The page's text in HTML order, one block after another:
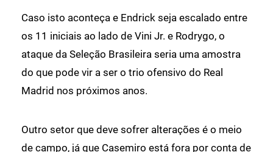
Caso isto aconteça e Endrick seja escalado entre
os 11 iniciais ao lado de Vini Jr. e Rodrygo, o
ataque da Seleção Brasileira seria uma amostra
do que pode vir a ser o trio ofensivo do Real
Madrid nos próximos anos.
Outro setor que deve sofrer alterações é o meio
de campo, já que Casemiro está fora por conta de